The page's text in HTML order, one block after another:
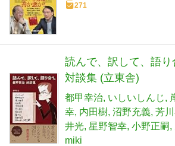
271
読んで、訳して、語
対談集​ (立東舎)
都甲幸治 いしいしんじ
幸 内田樹 沼野充義 芳
井光 星野智幸 小野正嗣
miki